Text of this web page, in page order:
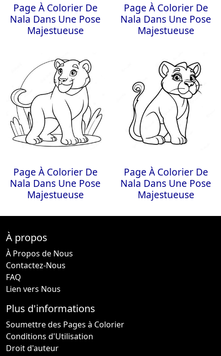
Page À Colorier De
Nala Dans Une Pose
Majestueuse
Page À Colorier De
Nala Dans Une Pose
Majestueuse
Page À Colorier De
Nala Dans Une Pose
Majestueuse
Page À Colorier De
Nala Dans Une Pose
Majestueuse
À propos
À Propos de Nous
Contactez-Nous
FAQ
Lien vers Nous
Plus d'informations
Soumettre des Pages à Colorier
Conditions d'Utilisation
Droit d'auteur